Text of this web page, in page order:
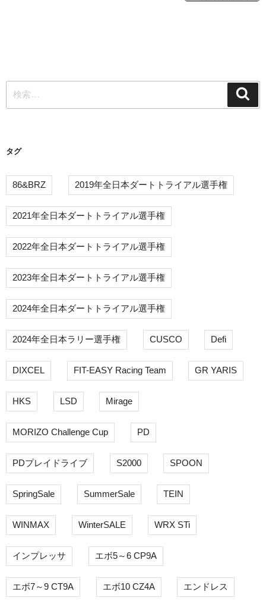
索:
タグ
86&BRZ 2019年全日本ダートトライアル選手権
2021年全日本ダートトライアル選手権
2022年全日本ダートトライアル選手権
2023年全日本ダートトライアル選手権
2024年全日本ダートトライアル選手権
2024年全日本ラリー選手権 CUSCO Defi
DIXCEL FIT-EASY Racing Team GR YARIS
HKS LSD Mirage
MORIZO Challenge Cup PD
PDプレイドライブ S2000 SPOON
SpringSale SummerSale TEIN
WINMAX WinterSALE WRX STi
インプレッサ エボ5～6 CP9A
エボ7～9 CT9A エボ10 CZ4A エンドレス